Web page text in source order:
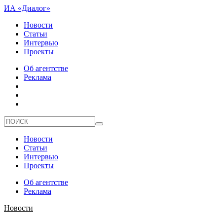
ИА «Диалог»
Новости
Статьи
Интервью
Проекты
Об агентстве
Реклама
Новости
Статьи
Интервью
Проекты
Об агентстве
Реклама
Новости